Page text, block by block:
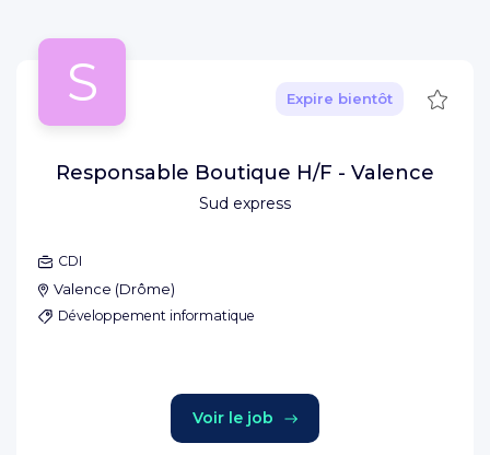
S
Sud express
Expire bientôt
Responsable Boutique H/F - Valence
CDI
Valence (Drôme)
Développement informatique
Voir le job